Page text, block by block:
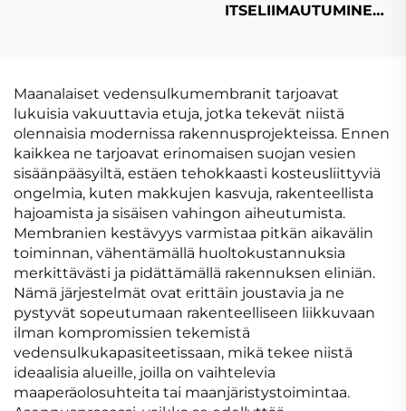
ITSELIIMAUTUMINEN
Maanalaiset vedensulkumembranit tarjoavat
lukuisia vakuuttavia etuja, jotka tekevät niistä
olennaisia modernissa rakennusprojekteissa. Ennen
kaikkea ne tarjoavat erinomaisen suojan vesien
sisäänpääsyiltä, estäen tehokkaasti kosteusliittyviä
ongelmia, kuten makkujen kasvuja, rakenteellista
hajoamista ja sisäisen vahingon aiheutumista.
Membranien kestävyys varmistaa pitkän aikavälin
toiminnan, vähentämällä huoltokustannuksia
merkittävästi ja pidättämällä rakennuksen eliniän.
Nämä järjestelmät ovat erittäin joustavia ja ne
pystyvät sopeutumaan rakenteelliseen liikkuvaan
ilman kompromissien tekemistä
vedensulkukapasiteetissaan, mikä tekee niistä
ideaalisia alueille, joilla on vaihtelevia
maaperäolosuhteita tai maanjäristystoimintaa.